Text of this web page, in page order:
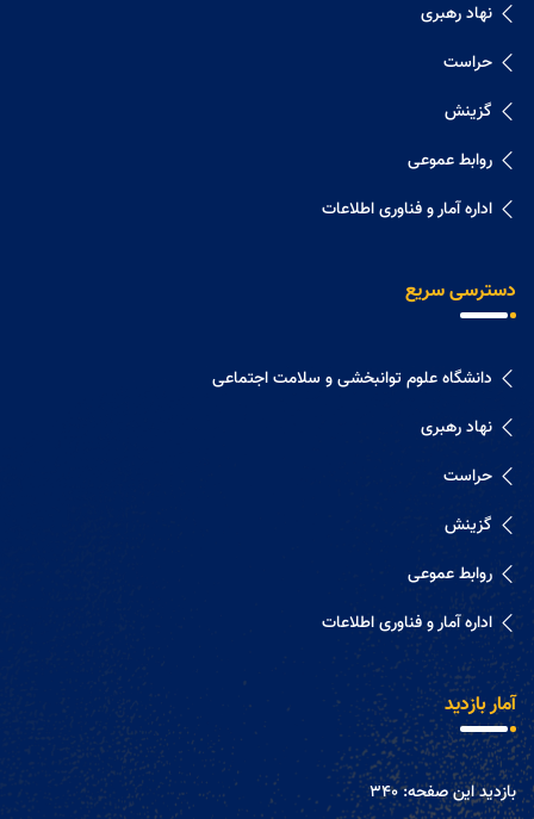
نهاد رهبری
حراست
گزینش
روابط عموعی
اداره آمار و فناوری اطلاعات
دسترسی سریع
دانشگاه علوم توانبخشی و سلامت اجتماعی
نهاد رهبری
حراست
گزینش
روابط عموعی
اداره آمار و فناوری اطلاعات
آمار بازدید
بازدید این صفحه:340